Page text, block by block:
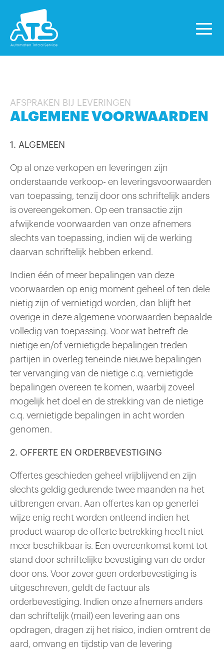
AFSPRAKEN BIJ LEVERINGEN
ALGEMENE VOORWAARDEN
1. ALGEMEEN
Op al onze verkopen en leveringen zijn
onderstaande verkoop- en leveringsvoorwaarden
van toepassing, tenzij door ons schriftelijk anders
is overeengekomen. Op een transactie zijn
afwijkende voorwaarden van onze afnemers
slechts van toepassing, indien wij de werking
daarvan schriftelijk hebben erkend.
Indien één of meer bepalingen van deze
voorwaarden op enig moment geheel of ten dele
nietig zijn of vernietigd worden, dan blijft het
overige in deze algemene voorwaarden bepaalde
volledig van toepassing. Voor wat betreft de
nietige en/of vernietigde bepalingen treden
partijen in overleg teneinde nieuwe bepalingen
ter vervanging van de nietige c.q. vernietigde
bepalingen overeen te komen, waarbij zoveel
mogelijk het doel en de strekking van de nietige
c.q. vernietigde bepalingen in acht worden
genomen.
2. OFFERTE EN ORDERBEVESTIGING
Offertes geschieden geheel vrijblijvend en zijn
slechts geldig gedurende twee maanden na het
uitbrengen ervan. Aan offertes kan op generlei
wijze enig recht worden ontleend indien het
product waarop de offerte betrekking heeft niet
meer beschikbaar is. Een overeenkomst komt tot
stand door schriftelijke bevestiging van de order
door ons. Voor zover geen orderbevestiging is
uitgeschreven, geldt de factuur als
orderbevestiging. Indien onze afnemers anders
dan schriftelijk (mail) een levering aan ons
opdragen, dragen zij het risico, indien omtrent de
aard, omvang en tijdstip van de levering